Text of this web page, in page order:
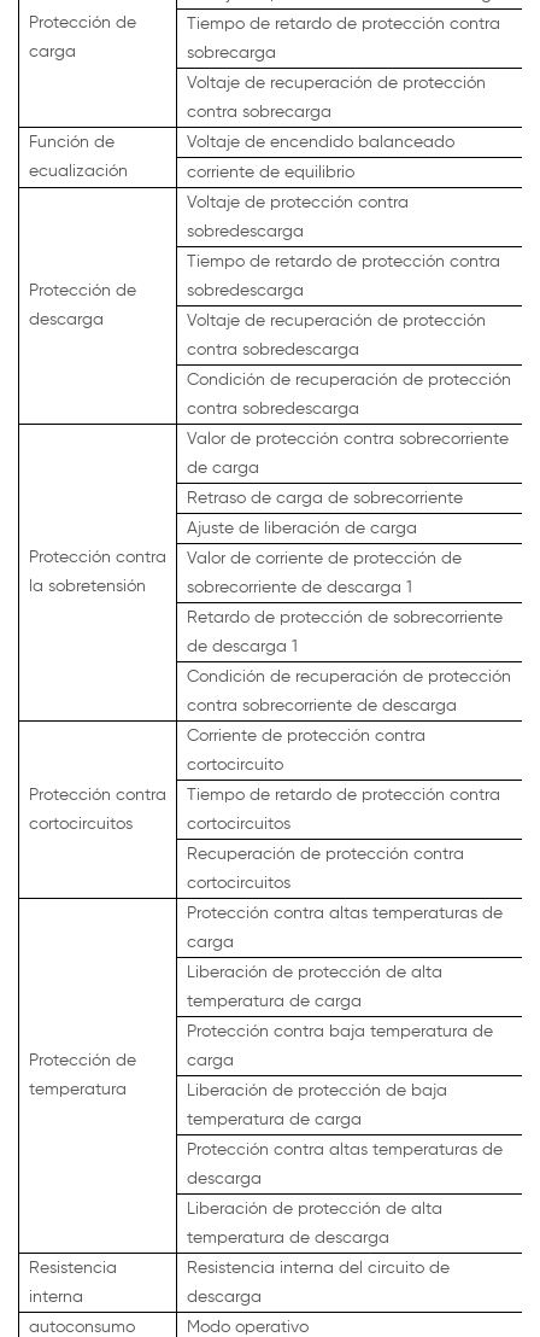
Protección de
carga
Tiempo de retardo de protección contra
sobrecarga
Voltaje de recuperación de protección
contra sobrecarga
Función de
ecualización
Voltaje de encendido balanceado
corriente de equilibrio
Protección de
descarga
Voltaje de protección contra
sobredescarga
Tiempo de retardo de protección contra
sobredescarga
Voltaje de recuperación de protección
contra sobredescarga
Condición de recuperación de protección
contra sobredescarga
Protección contra
la sobretensión
Valor de protección contra sobrecorriente
de carga
Retraso de carga de sobrecorriente
Ajuste de liberación de carga
Valor de corriente de protección de
sobrecorriente de descarga 1
Retardo de protección de sobrecorriente
de descarga 1
Condición de recuperación de protección
contra sobrecorriente de descarga
Protección contra
cortocircuitos
Corriente de protección contra
cortocircuito
Tiempo de retardo de protección contra
cortocircuitos
Recuperación de protección contra
cortocircuitos
Protección de
temperatura
Protección contra altas temperaturas de
carga
Liberación de protección de alta
temperatura de carga
Protección contra baja temperatura de
carga
Liberación de protección de baja
temperatura de carga
Protección contra altas temperaturas de
descarga
Liberación de protección de alta
temperatura de descarga
Resistencia
interna
Resistencia interna del circuito de
descarga
autoconsumo
Modo operativo